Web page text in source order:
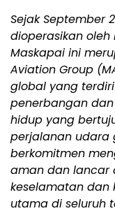
Sejak September
dioperasikan oleh
Maskapai ini
Aviation Group
global yang
penerbangan
hidup yang
perjalanan udara
berkomitmen
aman dan lancar
keselamatan dan
utama di seluruh